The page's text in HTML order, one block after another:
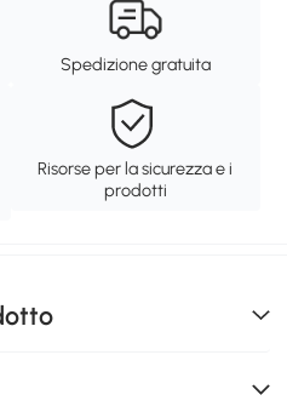
Spedizione gratuita
Risorse per la sicurezza e i
prodotti